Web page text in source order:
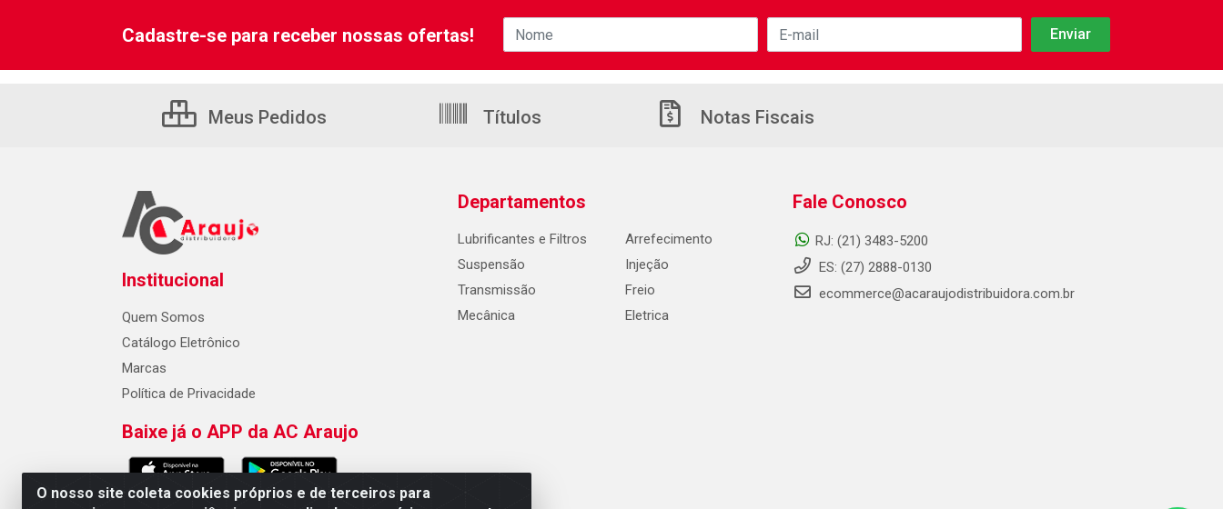
O nosso site coleta cookies próprios e de terceiros para
Cadastre-se para receber nossas ofertas!
Meus Pedidos Títulos Notas Fiscais
Institucional
Quem Somos
Catálogo Eletrônico
Marcas
Política de Privacidade
Baixe já o APP da AC Araujo
Departamentos
Lubrificantes e Filtros
Suspensão
Transmissão
Mecânica
Arrefecimento
Injeção
Freio
Eletrica
Fale Conosco
RJ: (21) 3483-5200
ES: (27) 2888-0130
ecommerce@acaraujodistribuidora.com.br